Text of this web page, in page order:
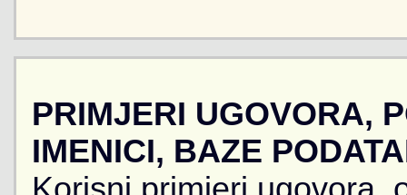
PRIMJERI UGOVORA,
IMENICI, BAZE